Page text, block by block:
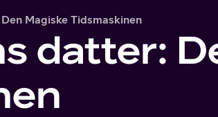
Magiske Tidsmaskinen
datter: